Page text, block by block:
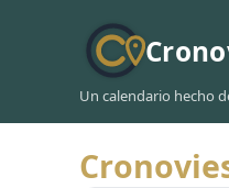
Un calendario hecho